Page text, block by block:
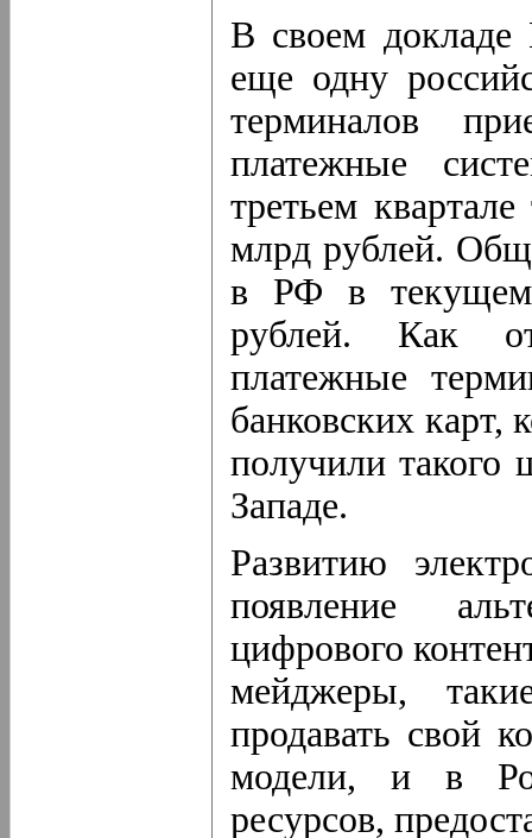
В своем докладе
еще одну
терминалов
платежные
третьем
млрд рублей.
в РФ в текущем
рублей. Как
платежные
банковских карт,
получили такого
Западе.
Развитию
появление
цифрового
мейджеры,
продавать свой
модели, и в
ресурсов,